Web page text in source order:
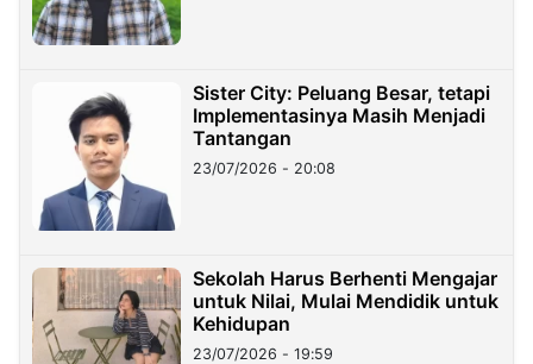
Sister City: Peluang Besar, tetapi
Implementasinya Masih Menjadi
Tantangan
23/07/2026 - 20:08
Sekolah Harus Berhenti Mengajar
untuk Nilai, Mulai Mendidik untuk
Kehidupan
23/07/2026 - 19:59